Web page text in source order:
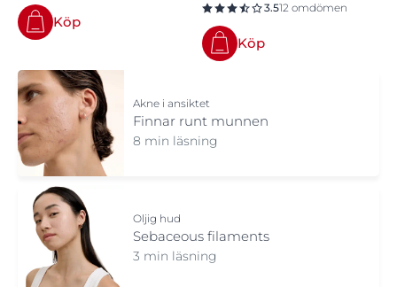
Köp
3.512 omdömen
Köp
Akne i ansiktet
Finnar runt munnen
8 min läsning
Oljig hud
Sebaceous filaments
3 min läsning